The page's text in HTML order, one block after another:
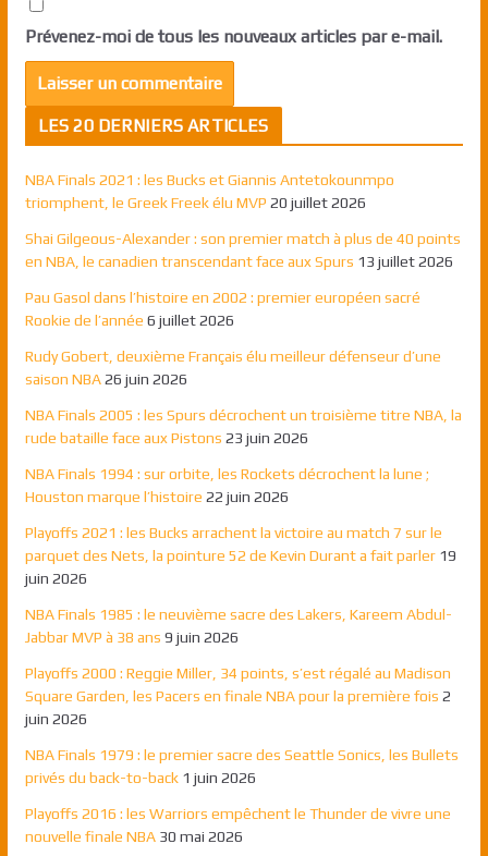
Prévenez-moi de tous les nouveaux articles par e-mail.
LES 20 DERNIERS ARTICLES
NBA Finals 2021 : les Bucks et Giannis Antetokounmpo
triomphent, le Greek Freek élu MVP 20 juillet 2026
Shai Gilgeous-Alexander : son premier match à plus de 40 points
en NBA, le canadien transcendant face aux Spurs 13 juillet 2026
Pau Gasol dans l’histoire en 2002 : premier européen sacré
Rookie de l’année 6 juillet 2026
Rudy Gobert, deuxième Français élu meilleur défenseur d’une
saison NBA 26 juin 2026
NBA Finals 2005 : les Spurs décrochent un troisième titre NBA, la
rude bataille face aux Pistons 23 juin 2026
NBA Finals 1994 : sur orbite, les Rockets décrochent la lune ;
Houston marque l’histoire 22 juin 2026
Playoffs 2021 : les Bucks arrachent la victoire au match 7 sur le
parquet des Nets, la pointure 52 de Kevin Durant a fait parler 19
juin 2026
NBA Finals 1985 : le neuvième sacre des Lakers, Kareem Abdul-
Jabbar MVP à 38 ans 9 juin 2026
Playoffs 2000 : Reggie Miller, 34 points, s’est régalé au Madison
Square Garden, les Pacers en finale NBA pour la première fois 2
juin 2026
NBA Finals 1979 : le premier sacre des Seattle Sonics, les Bullets
privés du back-to-back 1 juin 2026
Playoffs 2016 : les Warriors empêchent le Thunder de vivre une
nouvelle finale NBA 30 mai 2026